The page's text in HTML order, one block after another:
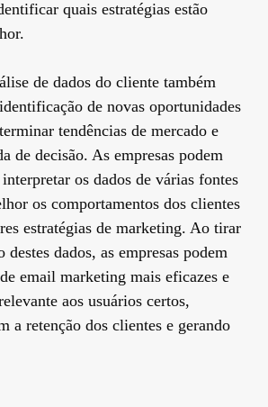
quais estratégias estão
de dados do cliente também
de novas oportunidades
tendências de mercado e
de decisão. As empresas podem
os dados de várias fontes
os comportamentos dos clientes
estratégias de marketing. Ao tirar
dados, as empresas podem
email marketing mais eficazes e
aos usuários certos,
a retenção dos clientes e gerando